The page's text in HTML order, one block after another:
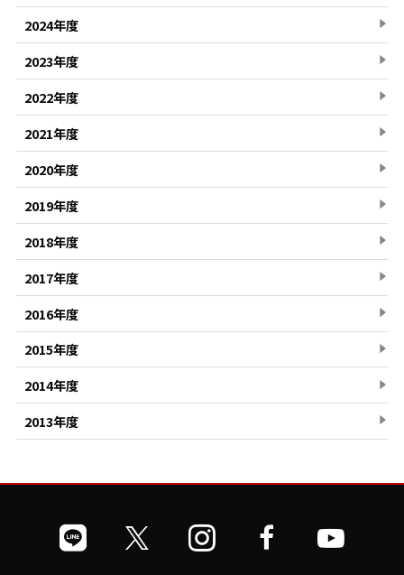
2024年度
2023年度
2022年度
2021年度
2020年度
2019年度
2018年度
2017年度
2016年度
2015年度
2014年度
2013年度